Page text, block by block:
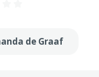
de Graaf